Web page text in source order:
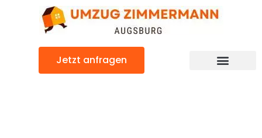
Jetzt anfragen